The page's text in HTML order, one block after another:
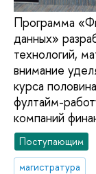
Программа
данных»
технологий,
внимание
курса
фултайм-
компаний
Поступающим
магистратура